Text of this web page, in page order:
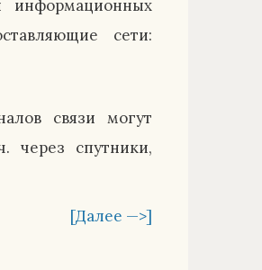
сети:
связи могут
через спутники,
[Далее —>]